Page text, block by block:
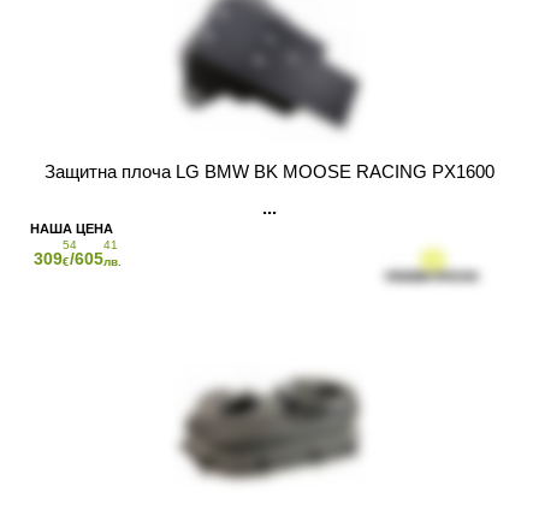
Защитна плоча LG BMW BK MOOSE RACING PX1600
309
54
€/605
41
лв.